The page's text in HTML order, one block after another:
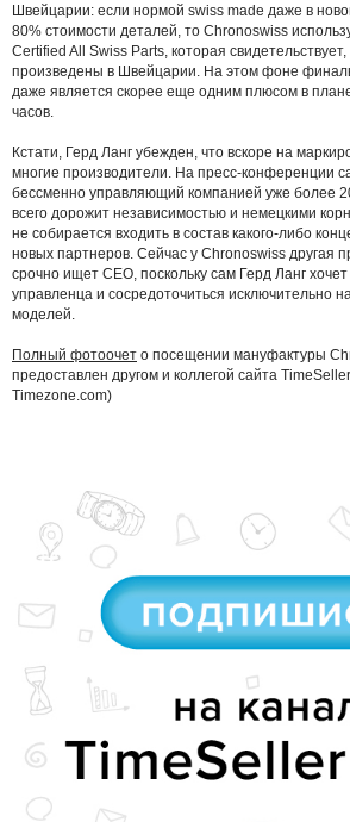
Швейцарии: если нормой swiss made даже в
80% стоимости деталей, то Chronoswiss
Certified All Swiss Parts, которая
произведены в Швейцарии. На этом фоне
даже является скорее еще одним плюсом в
часов.
Кстати, Герд Ланг убежден, что вскоре на
многие производители. На пресс-конференции
бессменно управляющий компанией уже более
всего дорожит независимостью и немецкими
не собирается входить в состав какого-либо
новых партнеров. Сейчас у Chronoswiss другая
срочно ищет СЕО, поскольку сам Герд Ланг
управленца и сосредоточиться исключительно
моделей.
Полный фотоочет о посещении мануфактуры
предоставлен другом и коллегой сайта
Timezone.com)